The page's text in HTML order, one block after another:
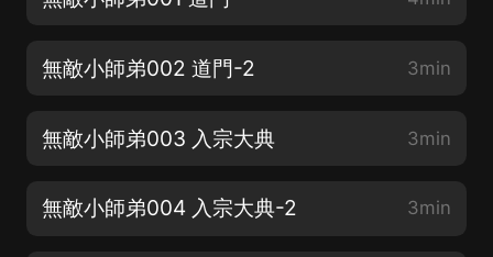
無敵小師弟002 道門-2 3min
無敵小師弟003 入宗大典 3min
無敵小師弟004 入宗大典-2 3min